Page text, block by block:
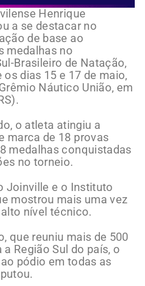
Henrique
a se destacar no
de base ao
medalhas no
Brasileiro de Natação,
os dias 15 e 17 de maio,
Náutico União, em
o atleta atingiu a
marca de 18 provas
medalhas conquistadas
no torneio.
Joinville e o Instituto
mostrou mais uma vez
nível técnico.
que reuniu mais de 500
Região Sul do país, o
pódio em todas as